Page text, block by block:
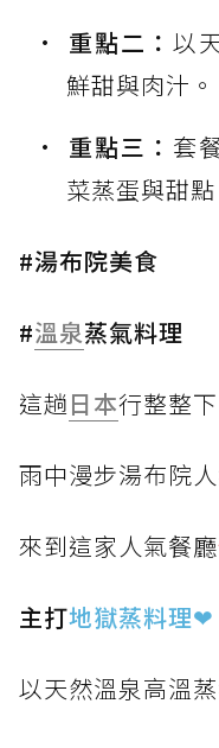
重點二：以
鮮甜與肉汁。
重點三： 套
菜蒸蛋與甜點
#湯布院美食
#溫泉蒸氣料理
這趟日本行整整
雨中漫步湯布院
來到這家人氣餐廳
主打地獄蒸料理❤
以天然溫泉高溫